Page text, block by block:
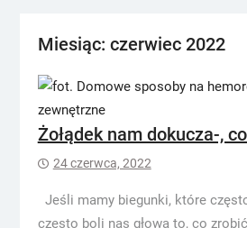
Miesiąc: czerwiec 2022
Żołądek nam dokucza-,
24 czerwca, 2022
Jeśli mamy biegunki, które
często boli nas głowa to, co